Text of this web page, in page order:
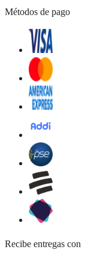
Métodos de pago
Recibe entregas con